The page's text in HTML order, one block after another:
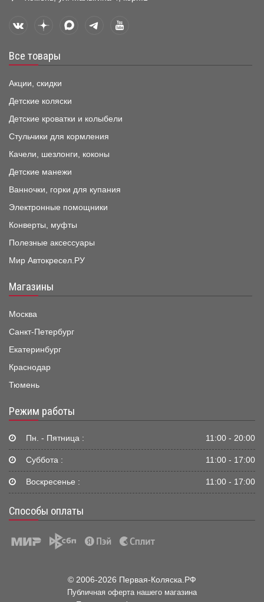
Все товары
Акции, скидки
Детские коляски
Детские кроватки и колыбели
Стульчики для кормления
Качели, шезлонги, коконы
Детские манежи
Ванночки, горки для купания
Электронные помощники
Конверты, муфты
Полезные аксессуары
Мир Автокресел.РУ
Магазины
Москва
Санкт-Петербург
Екатеринбург
Краснодар
Тюмень
Режим работы
Пн. - Пятница : 11:00 - 20:00
Суббота : 11:00 - 17:00
Воскресенье : 11:00 - 17:00
Способы оплаты
© 2006-2026 Первая-Коляска.РФ
Публичная оферта нашего магазина